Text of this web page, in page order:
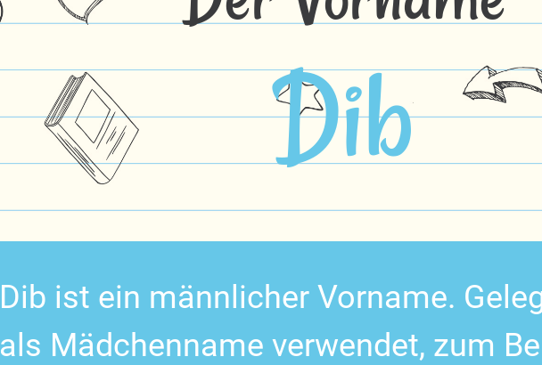
Dib
Dib ist ein männlicher Vorname.
als Mädchenname verwendet, zum